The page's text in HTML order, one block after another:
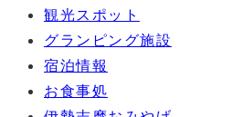
観光スポット
グランピング施設
宿泊情報
お食事処